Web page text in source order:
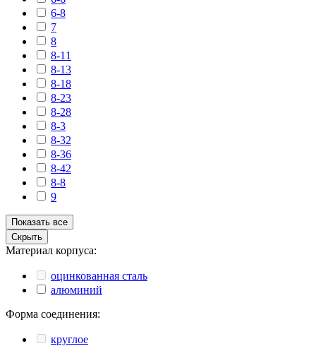
6-8
7
8
8-11
8-13
8-18
8-23
8-28
8-3
8-32
8-36
8-42
8-8
9
Показать все
Скрыть
Материал корпуса:
оцинкованная сталь
алюминий
Форма соединения:
круглое